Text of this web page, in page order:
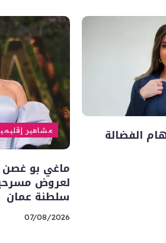
الفضالة مشاهير
ماغي بو
لعروض
سلطنة عمان
07/08/2026